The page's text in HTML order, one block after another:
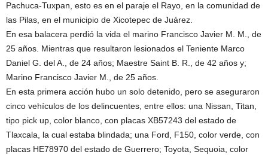
Pachuca-Tuxpan, esto es en el paraje el Rayo, en la comunidad de
las Pilas, en el municipio de Xicotepec de Juárez.
En esa balacera perdió la vida el marino Francisco Javier M. M., de
25 años. Mientras que resultaron lesionados el Teniente Marco
Daniel G. del A., de 24 años; Maestre Saint B. R., de 42 años y;
Marino Francisco Javier M., de 25 años.
En esta primera acción hubo un solo detenido, pero se aseguraron
cinco vehículos de los delincuentes, entre ellos: una Nissan, Titan,
tipo pick up, color blanco, con placas XB57243 del estado de
Tlaxcala, la cual estaba blindada; una Ford, F150, color verde, con
placas HE78970 del estado de Guerrero; Toyota, Sequoia, color